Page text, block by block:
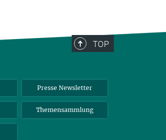
TOP
Presse Newsletter
Themensammlung